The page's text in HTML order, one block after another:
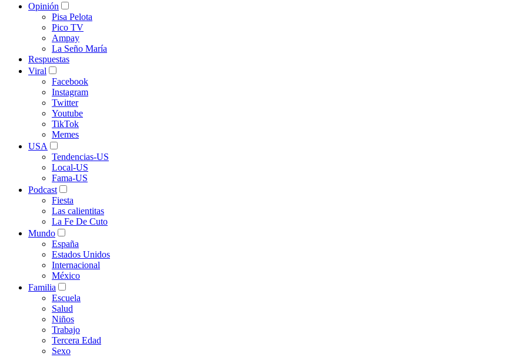
Opinión
Pisa Pelota
Pico TV
Ampay
La Seño María
Respuestas
Viral
Facebook
Instagram
Twitter
Youtube
TikTok
Memes
USA
Tendencias-US
Local-US
Fama-US
Podcast
Fiesta
Las calientitas
La Fe De Cuto
Mundo
España
Estados Unidos
Internacional
México
Familia
Escuela
Salud
Niños
Trabajo
Tercera Edad
Sexo